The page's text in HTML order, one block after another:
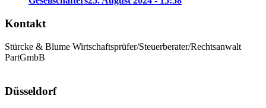
Kontakt
Stürcke & Blume Wirtschaftsprüfer/Steuerberater/Rechtsanwalt
PartGmbB
Düsseldorf